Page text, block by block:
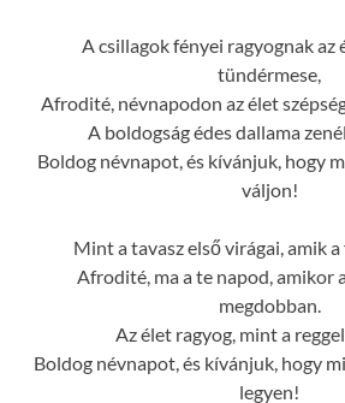
A csillagok fényei ragyognak az
tündérmese,
Afrodité, névnapodon az élet
A boldogság édes dallama
Boldog névnapot, és kívánjuk, hogy
váljon!
Mint a tavasz első virágai, amik
Afrodité, ma a te napod, amikor
megdobban.
Az élet ragyog, mint a
Boldog névnapot, és kívánjuk, hogy
legyen!